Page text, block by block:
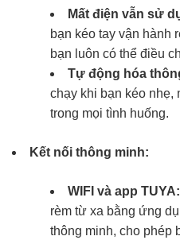
Mất điện vẫn sử
bạn kéo tay vận hành
bạn luôn có thể điều
Tự động hóa
chạy khi bạn kéo nhẹ,
trong mọi tình huống.
Kết nối thông minh:
WIFI và app TUYA:
rèm từ xa bằng ứng
thông minh, cho phép